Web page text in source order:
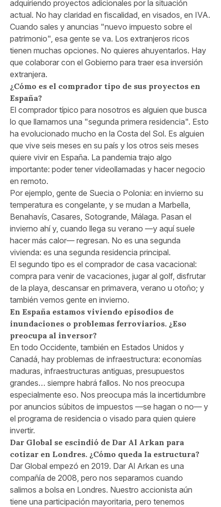
adquiriendo proyectos adicionales por la situación
actual. No hay claridad en fiscalidad, en visados, en IVA.
Cuando sales y anuncias "nuevo impuesto sobre el
patrimonio", esa gente se va. Los extranjeros ricos
tienen muchas opciones. No quieres ahuyentarlos. Hay
que colaborar con el Gobierno para traer esa inversión
extranjera.
¿Cómo es el comprador tipo de sus proyectos en
España?
El comprador típico para nosotros es alguien que busca
lo que llamamos una "segunda primera residencia". Esto
ha evolucionado mucho en la Costa del Sol. Es alguien
que vive seis meses en su país y los otros seis meses
quiere vivir en España. La pandemia trajo algo
importante: poder tener videollamadas y hacer negocio
en remoto.
Por ejemplo, gente de Suecia o Polonia: en invierno su
temperatura es congelante, y se mudan a Marbella,
Benahavís, Casares, Sotogrande, Málaga. Pasan el
invierno ahí y, cuando llega su verano —y aquí suele
hacer más calor— regresan. No es una segunda
vivienda: es una segunda residencia principal.
El segundo tipo es el comprador de casa vacacional:
compra para venir de vacaciones, jugar al golf, disfrutar
de la playa, descansar en primavera, verano u otoño; y
también vemos gente en invierno.
En España estamos viviendo episodios de
inundaciones o problemas ferroviarios. ¿Eso
preocupa al inversor?
En todo Occidente, también en Estados Unidos y
Canadá, hay problemas de infraestructura: economías
maduras, infraestructuras antiguas, presupuestos
grandes… siempre habrá fallos. No nos preocupa
especialmente eso. Nos preocupa más la incertidumbre
por anuncios súbitos de impuestos —se hagan o no— y
el programa de residencia o visado para quien quiere
invertir.
Dar Global se escindió de Dar Al Arkan para
cotizar en Londres. ¿Cómo queda la estructura?
Dar Global empezó en 2019. Dar Al Arkan es una
compañía de 2008, pero nos separamos cuando
salimos a bolsa en Londres. Nuestro accionista aún
tiene una participación mayoritaria, pero tenemos